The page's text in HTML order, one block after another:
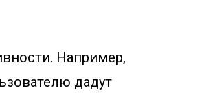
Например,
дадут